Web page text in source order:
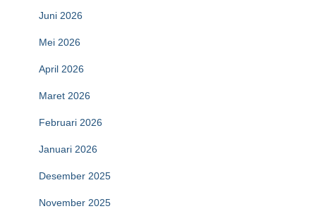
Juni 2026
Mei 2026
April 2026
Maret 2026
Februari 2026
Januari 2026
Desember 2025
November 2025